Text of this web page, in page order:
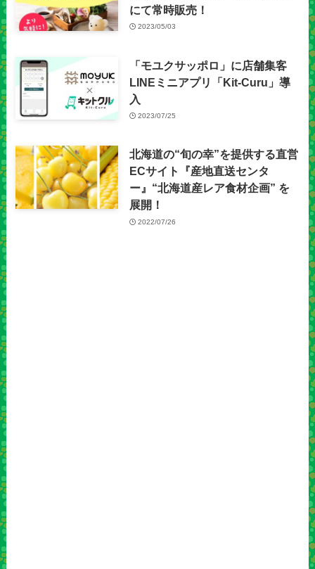
にて常時販売！
2023/05/03
「モユクサッポロ」に店舗集客
LINEミニアプリ「Kit-Curu」導
入
2023/07/25
北海道の“旬の幸”を提供する直営
ECサイト『産地直送センタ
ー』“北海道産レア食材企画” を
展開！
2022/07/26